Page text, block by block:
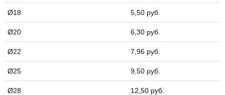
Ø18 5,50 руб.
Ø20 6,30 руб.
Ø22 7,96 руб.
Ø25 9,50 руб.
Ø28 12,50 руб.